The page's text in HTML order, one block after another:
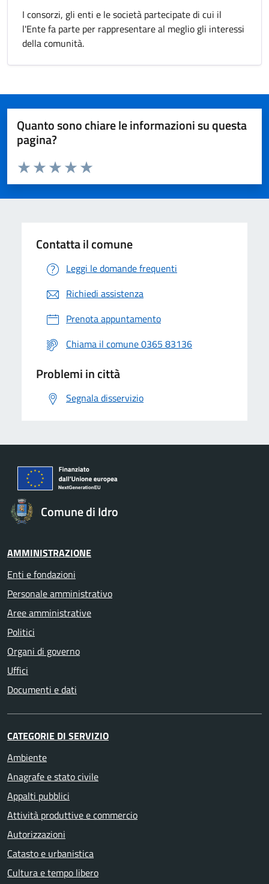
I consorzi, gli enti e le società partecipate di cui il
l'Ente fa parte per rappresentare al meglio gli interessi
della comunità.
Quanto sono chiare le informazioni su questa
pagina?
Valuta da 1 a 5 stelle la pagina
Valuta 5 stelle su 5
Valuta 4 stelle su 5
Valuta 3 stelle su 5
Valuta 2 stelle su 5
Valuta 1 stelle su 5
Contatta il comune
Leggi le domande frequenti
Richiedi assistenza
Prenota appuntamento
Chiama il comune 0365 83136
Problemi in città
Segnala disservizio
Comune di Idro
AMMINISTRAZIONE
Enti e fondazioni
Personale amministrativo
Aree amministrative
Politici
Organi di governo
Uffici
Documenti e dati
CATEGORIE DI SERVIZIO
Ambiente
Anagrafe e stato civile
Appalti pubblici
Attività produttive e commercio
Autorizzazioni
Catasto e urbanistica
Cultura e tempo libero